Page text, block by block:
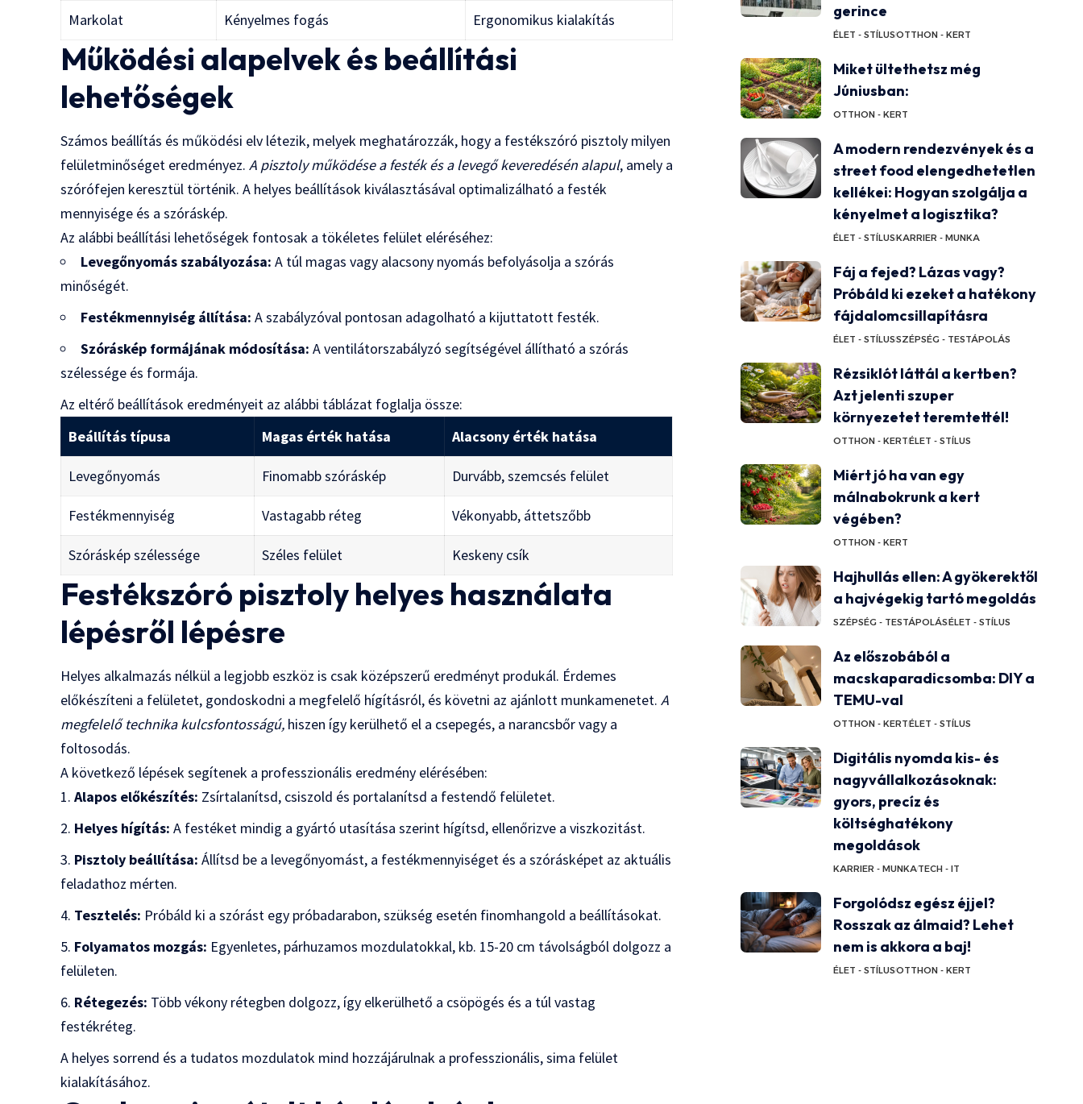
Markolat Kényelmes fogás Ergonomikus kialakítás
Működési alapelvek és beállítási
lehetőségek
Számos beállítás és működési elv létezik, melyek meghatározzák, hogy a festékszóró pisztoly milyen
felületminőséget eredményez.A pisztoly működése a festék és a levegő keveredésén alapul, amely a
szórófejen keresztül történik. A helyes beállítások kiválasztásával optimalizálható a festék
mennyisége és a szóráskép.
Az alábbi beállítási lehetőségek fontosak a tökéletes felület eléréséhez:
Levegőnyomás szabályozása: A túl magas vagy alacsony nyomás befolyásolja a szórás
minőségét.
Festékmennyiség állítása: A szabályzóval pontosan adagolható a kijuttatott festék.
Szóráskép formájának módosítása: A ventilátorszabályzó segítségével állítható a szórás
szélessége és formája.
Az eltérő beállítások eredményeit az alábbi táblázat foglalja össze:
Beállítás típusa
Magas érték hatása Alacsony érték hatása
Levegőnyomás Finomabb szóráskép Durvább, szemcsés felület
Festékmennyiség Vastagabb réteg Vékonyabb, áttetszőbb
Szóráskép szélessége Széles felület Keskeny csík
Festékszóró pisztoly helyes használata
lépésről lépésre
Helyes alkalmazás nélkül a legjobb eszköz is csak középszerű eredményt produkál. Érdemes
előkészíteni a felületet, gondoskodni a megfelelő hígításról, és követni az ajánlott munkamenetet.A
megfelelő technika kulcsfontosságú, hiszen így kerülhető el a csepegés, a narancsbőr vagy a
foltosodás.
A következő lépések segítenek a professzionális eredmény elérésében:
Alapos előkészítés: Zsírtalanítsd, csiszold és portalanítsd a festendő felületet.
Helyes hígítás: A festéket mindig a gyártó utasítása szerint hígítsd, ellenőrizve a viszkozitást.
Pisztoly beállítása: Állítsd be a levegőnyomást, a festékmennyiséget és a szórásképet az aktuális
feladathoz mérten.
Tesztelés: Próbáld ki a szórást egy próbadarabon, szükség esetén finomhangold a beállításokat.
Folyamatos mozgás: Egyenletes, párhuzamos mozdulatokkal, kb. 15-20 cm távolságból dolgozz a
felületen.
Rétegezés: Több vékony rétegben dolgozz, így elkerülhető a csöpögés és a túl vastag
festékréteg.
A helyes sorrend és a tudatos mozdulatok mind hozzájárulnak a professzionális, sima felület
kialakításához.
gerince
ÉLET - STÍLUSOTTHON - KERT
Miket ültethetsz még
Júniusban:
OTTHON - KERT
A modern rendezvények és a
street food elengedhetetlen
kellékei: Hogyan szolgálja a
kényelmet a logisztika?
ÉLET - STÍLUSKARRIER - MUNKA
Fáj a fejed? Lázas vagy?
Próbáld ki ezeket a hatékony
fájdalomcsillapításra
ÉLET - STÍLUSSZÉPSÉG - TESTÁPOLÁS
Rézsiklót láttál a kertben?
Azt jelenti szuper
környezetet teremtettél!
OTTHON - KERTÉLET - STÍLUS
Miért jó ha van egy
málnabokrunk a kert
végében?
OTTHON - KERT
Hajhullás ellen: A gyökerektől
a hajvégekig tartó megoldás
SZÉPSÉG - TESTÁPOLÁSÉLET - STÍLUS
Az előszobából a
macskaparadicsomba: DIY a
TEMU-val
OTTHON - KERTÉLET - STÍLUS
Digitális nyomda kis- és
nagyvállalkozásoknak:
gyors, precíz és
költséghatékony
megoldások
KARRIER - MUNKATECH - IT
Forgolódsz egész éjjel?
Rosszak az álmaid? Lehet
nem is akkora a baj!
ÉLET - STÍLUSOTTHON - KERT